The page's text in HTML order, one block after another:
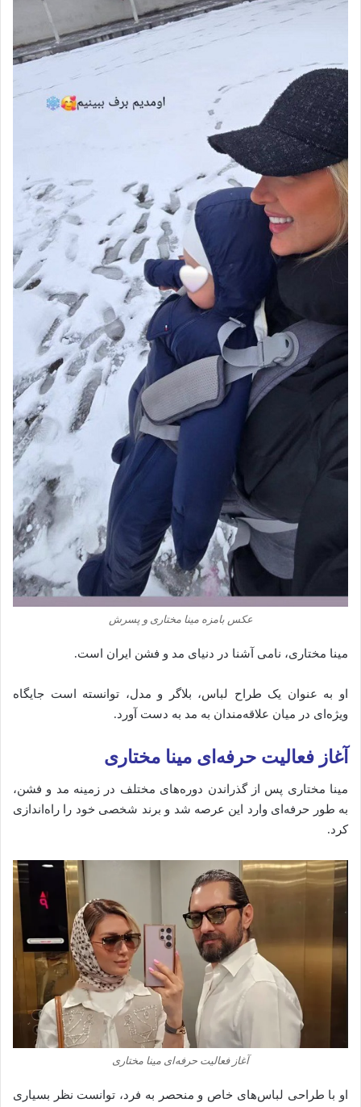
عکس بامزه مینا مختاری و پسرش
مینا مختاری، نامی آشنا در دنیای مد و فشن ایران است.
او به عنوان یک طراح لباس، بلاگر و مدل، توانسته است جایگاه
ویژه‌ای در میان علاقه‌مندان به مد به دست آورد.
آغاز فعالیت حرفه‌ای مینا مختاری
مینا مختاری پس از گذراندن دوره‌های مختلف در زمینه مد و فشن،
به طور حرفه‌ای وارد این عرصه شد و برند شخصی خود را راه‌اندازی
کرد.
آغاز فعالیت حرفه‌ای مینا مختاری
او با طراحی لباس‌های خاص و منحصر به فرد، توانست نظر بسیاری